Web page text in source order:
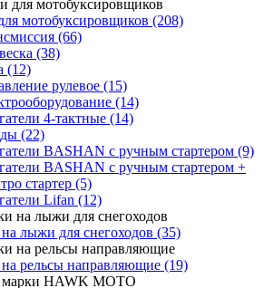
мотобуксировщиков (208)
(66)
(38)
(12)
рулевое (15)
(14)
4-тактные (14)
(22)
BASHAN с ручным стартером (9)
BASHAN с ручным стартером +
стартер (5)
Lifan (12)
лыжи для снегоходов (35)
рельсы направляющие (19)